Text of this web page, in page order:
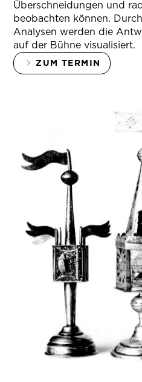
Überschneidungen und
beobachten können.
Analysen werden die
auf der Bühne visualisiert.
ZUM TERMIN